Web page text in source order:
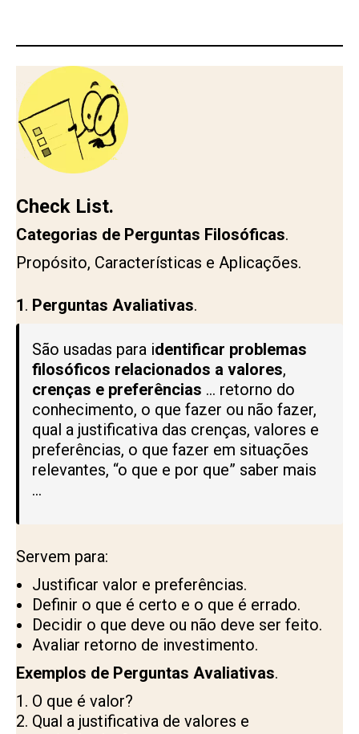
Check List.
Categorias de Perguntas Filosóficas.
Propósito, Características e Aplicações.
1. Perguntas Avaliativas.
São usadas para identificar problemas
filosóficos relacionados a valores,
crenças e preferências … retorno do
conhecimento, o que fazer ou não fazer,
qual a justificativa das crenças, valores e
preferências, o que fazer em situações
relevantes, “o que e por que” saber mais
…
Servem para:
Justificar valor e preferências.
Definir o que é certo e o que é errado.
Decidir o que deve ou não deve ser feito.
Avaliar retorno de investimento.
Exemplos de Perguntas Avaliativas.
O que é valor?
Qual a justificativa de valores e